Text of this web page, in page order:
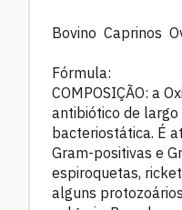
Bovino Caprinos
Fórmula:
COMPOSIÇÃO: a
antibiótico de
bacteriostática. É
Gram-positivas e
espiroquetas,
alguns